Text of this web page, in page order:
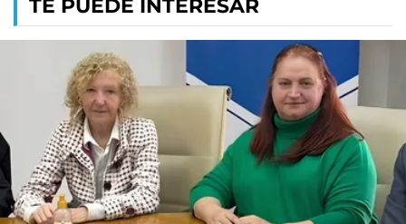
TE PUEDE INTERESAR